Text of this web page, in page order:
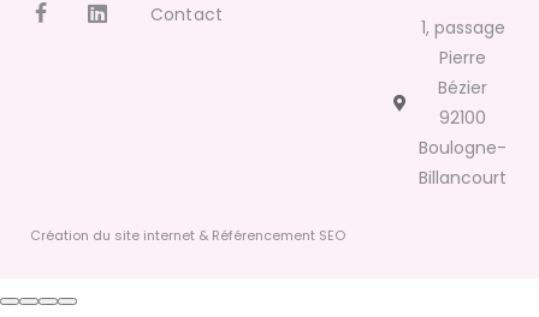
Contact
1, passage
Pierre
Bézier
92100
Boulogne-
Billancourt
Création du site internet & Référencement SEO